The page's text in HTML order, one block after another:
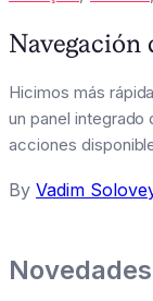
Navegación
Hicimos más
un panel integrado
acciones
By Vadim
Novedades